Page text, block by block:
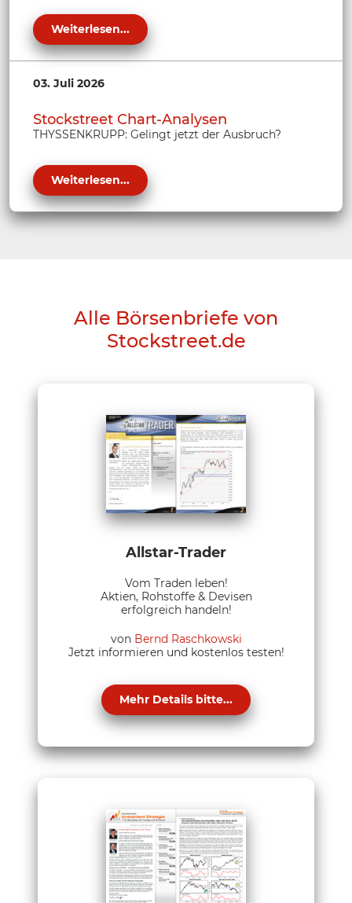
Weiterlesen...
03. Juli 2026
Stockstreet Chart-Analysen
THYSSENKRUPP: Gelingt jetzt der Ausbruch?
Weiterlesen...
Alle Börsenbriefe von
Stockstreet.de
Allstar-Trader
Vom Traden leben!
Aktien, Rohstoffe & Devisen
erfolgreich handeln!
von Bernd Raschkowski
Jetzt informieren und kostenlos testen!
Mehr Details bitte...